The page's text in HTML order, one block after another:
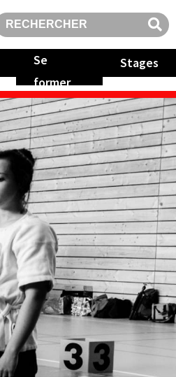
Se
former
Stages